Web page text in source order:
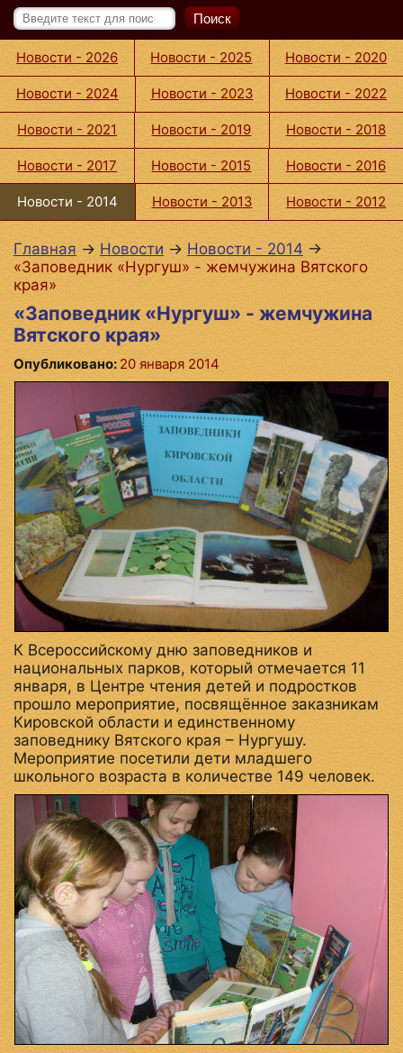
Поиск
Новости - 2026 Новости - 2025 Новости - 2020
Новости - 2024 Новости - 2023 Новости - 2022
Новости - 2021 Новости - 2019 Новости - 2018
Новости - 2017 Новости - 2015 Новости - 2016
Новости - 2014 Новости - 2013 Новости - 2012
Главная → Новости → Новости - 2014 →
«Заповедник «Нургуш» - жемчужина Вятского
края»
«Заповедник «Нургуш» - жемчужина
Вятского края»
Опубликовано: 20 января 2014
К Всероссийскому дню заповедников и
национальных парков, который отмечается 11
января, в Центре чтения детей и подростков
прошло мероприятие, посвящённое заказникам
Кировской области и единственному
заповеднику Вятского края – Нургушу.
Мероприятие посетили дети младшего
школьного возраста в количестве 149 человек.